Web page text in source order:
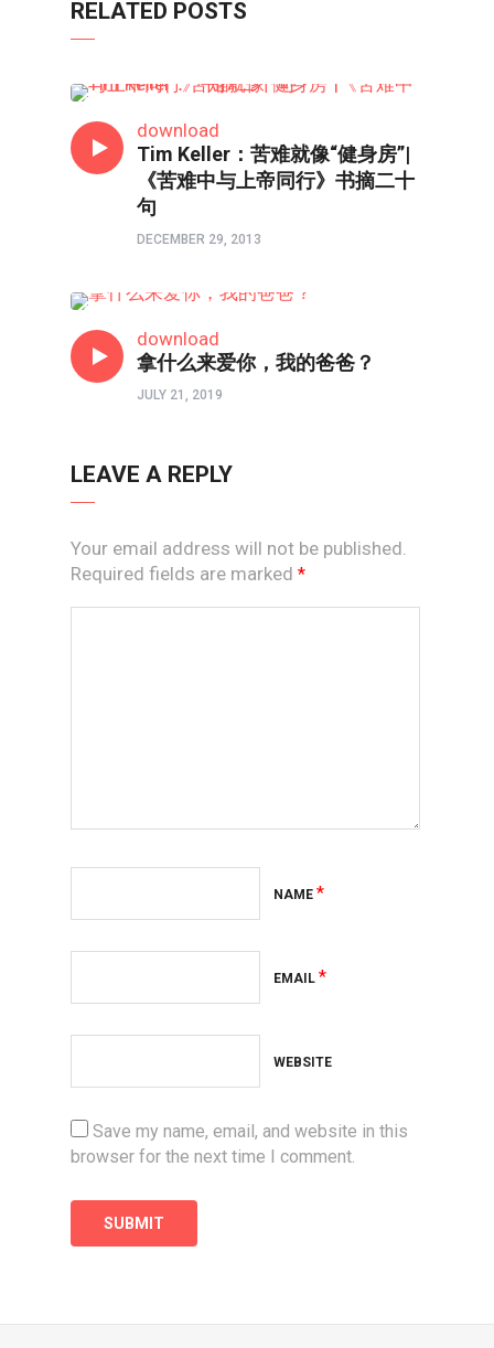
RELATED POSTS
download
Tim Keller：苦难就像“健身房”|
《苦难中与上帝同行》书摘二十
句
DECEMBER 29, 2013
download
拿什么来爱你，我的爸爸？
JULY 21, 2019
LEAVE A REPLY
Your email address will not be published.
Required fields are marked *
NAME *
EMAIL *
WEBSITE
Save my name, email, and website in this
browser for the next time I comment.